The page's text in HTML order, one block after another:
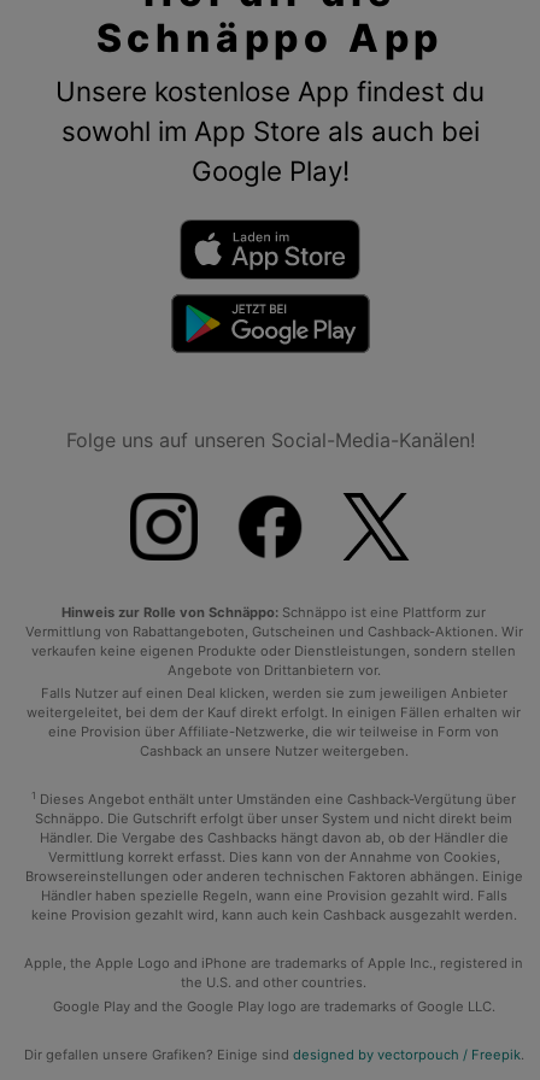
Schnäppo App
Unsere kostenlose App findest du
sowohl im App Store als auch bei
Google Play!
Folge uns auf unseren Social-Media-Kanälen!
Hinweis zur Rolle von Schnäppo: Schnäppo ist eine Plattform zur
Vermittlung von Rabattangeboten, Gutscheinen und Cashback-Aktionen. Wir
verkaufen keine eigenen Produkte oder Dienstleistungen, sondern stellen
Angebote von Drittanbietern vor.
Falls Nutzer auf einen Deal klicken, werden sie zum jeweiligen Anbieter
weitergeleitet, bei dem der Kauf direkt erfolgt. In einigen Fällen erhalten wir
eine Provision über Affiliate-Netzwerke, die wir teilweise in Form von
Cashback an unsere Nutzer weitergeben.
1 Dieses Angebot enthält unter Umständen eine Cashback-Vergütung über
Schnäppo. Die Gutschrift erfolgt über unser System und nicht direkt beim
Händler. Die Vergabe des Cashbacks hängt davon ab, ob der Händler die
Vermittlung korrekt erfasst. Dies kann von der Annahme von Cookies,
Browsereinstellungen oder anderen technischen Faktoren abhängen. Einige
Händler haben spezielle Regeln, wann eine Provision gezahlt wird. Falls
keine Provision gezahlt wird, kann auch kein Cashback ausgezahlt werden.
Apple, the Apple Logo and iPhone are trademarks of Apple Inc., registered in
the U.S. and other countries.
Google Play and the Google Play logo are trademarks of Google LLC.
Dir gefallen unsere Grafiken? Einige sind designed by vectorpouch / Freepik.